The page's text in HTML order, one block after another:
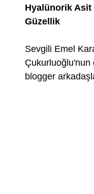
Hyalünorik Asit
Güzellik
Sevgili Emel
blogger